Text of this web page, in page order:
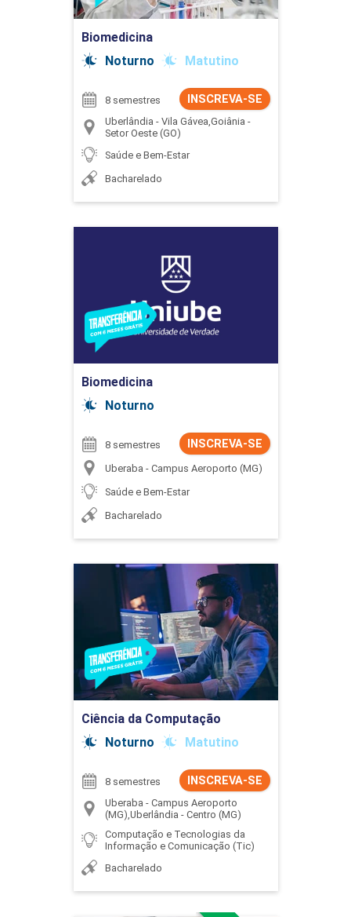
Biomedicina
Noturno
Matutino
INSCREVA-SE
8 semestres
Uberlândia - Vila Gávea,Goiânia -
Setor Oeste (GO)
Saúde e Bem-Estar
Bacharelado
Biomedicina
Noturno
INSCREVA-SE
8 semestres
Uberaba - Campus Aeroporto (MG)
Saúde e Bem-Estar
Bacharelado
Detalhes do curso
Ir para Inscrição
Ciência da Computação
Noturno
Matutino
INSCREVA-SE
8 semestres
Uberaba - Campus Aeroporto
(MG),Uberlândia - Centro (MG)
Computação e Tecnologias da
Informação e Comunicação (Tic)
Bacharelado
Ciência da Computação
Detalhes do curso
Ir para Inscrição